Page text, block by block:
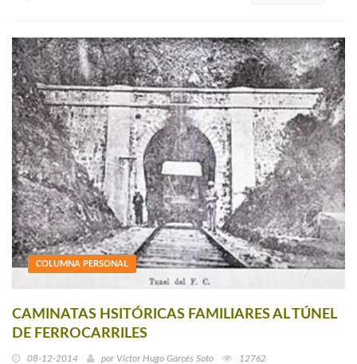
COLUMNA PERSONAL
CAMINATAS HSITÓRICAS FAMILIARES AL TÚNEL
DE FERROCARRILES
08-12-2014 por Víctor Hugo Garcés Soto 12762